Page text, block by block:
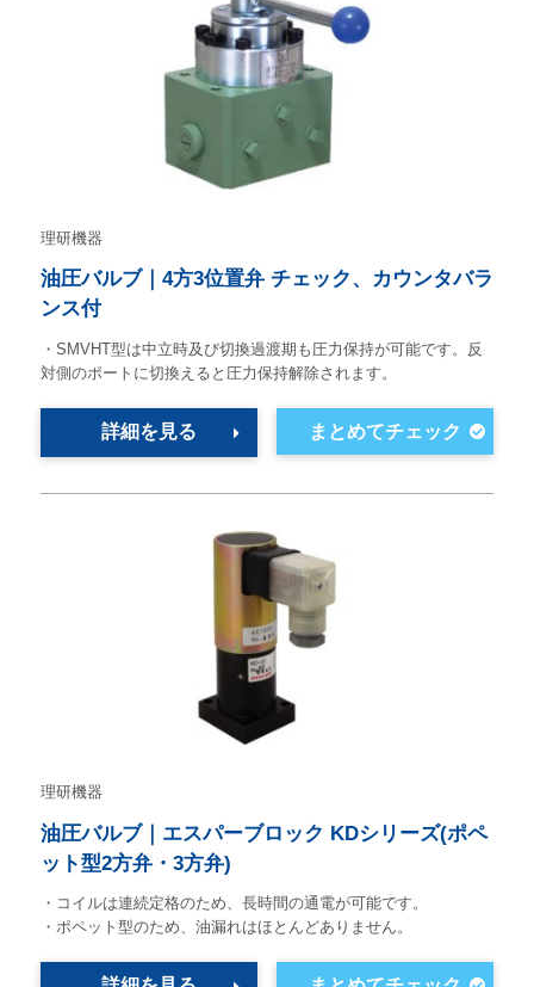
理研機器
油圧バルブ｜4方3位置弁 チェック、カウンタバラ
ンス付
・SMVHT型は中立時及び切換過渡期も圧力保持が可能です。反
対側のポートに切換えると圧力保持解除されます。
詳細を見る
理研機器
油圧バルブ｜エスパーブロック KDシリーズ(ポペ
ット型2方弁・3方弁)
・コイルは連続定格のため、長時間の通電が可能です。
・ポペット型のため、油漏れはほとんどありません。